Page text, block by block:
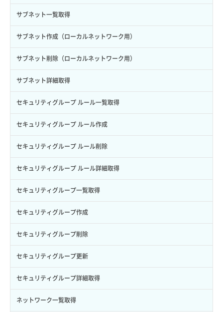
スナップショット詳細取得（アイテム指定）
バックアップリストア
バックアップ一覧取得
バックアップ詳細一覧取得
バックアップ詳細取得
ボリュームイメージ保存
ボリュームタイプ一覧取得
ボリュームタイプ詳細取得
ボリューム一覧取得
ボリューム作成
ボリューム削除
ボリューム更新
ボリューム詳細一覧取得
ボリューム詳細取得
イメージ保存容量取得
イメージ保存容量変更
イメージ削除
イメージ詳細取得
SSHキーペア削除
SSHキーペア詳細取得
アタッチ済みポート一覧取得
アタッチ済みポート詳細取得
アタッチ済みボリューム一覧
アタッチ済みボリューム詳細取得
コンソールURL発行
サーバーに紐づくアドレス取得
サーバーに紐づくアドレス取得（ネットワーク指定）
サーバーに紐づくセキュリティグループ取得
サーバープラン一覧取得
サーバープラン変更
サーバープラン詳細一覧取得
サーバープラン詳細取得
サブネット一覧取得
サブネット作成（ローカルネットワーク用）
サブネット削除（ローカルネットワーク用）
サブネット詳細取得
セキュリティグループ ルール一覧取得
セキュリティグループ ルール作成
セキュリティグループ ルール削除
セキュリティグループ ルール詳細取得
セキュリティグループ一覧取得
セキュリティグループ作成
セキュリティグループ削除
セキュリティグループ更新
セキュリティグループ詳細取得
ネットワーク一覧取得